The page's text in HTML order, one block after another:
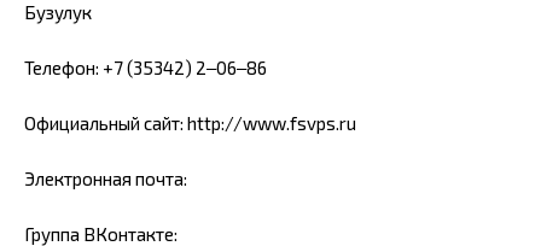
Бузулук
Телефон: +7 (35342) 2‒06‒86
Официальный сайт: http://www.fsvps.ru
Электронная почта:
Группа ВКонтакте: